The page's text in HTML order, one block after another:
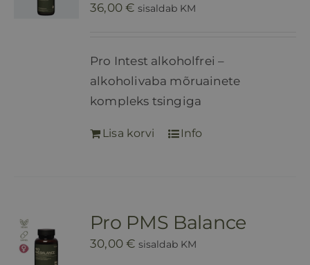
BLOGI
36,00€ sisaldab KM
Pro Intest alkoholfrei –
alkoholivaba mõruainete
kompleks tsingiga
Lisa korvi Info
Pro PMS Balance
30,00€ sisaldab KM